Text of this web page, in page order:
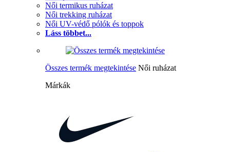
Női termikus ruházat
Női trekking ruházat
Női UV-védő pólók és toppok
Láss többet...
Összes termék megtekintése Női ruházat
Márkák